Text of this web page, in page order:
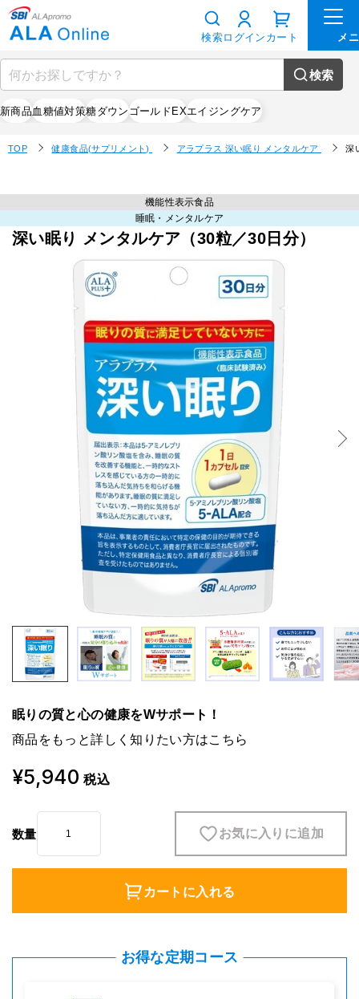
検索
新商品血糖値対策糖ダウンゴールドEXエイジングケア
検索ログイン カート
TOP 健康食品(サプリメント) アラプラス 深い眠り メンタルケア 深
機能性表示食品
睡眠・メンタルケア
深い眠り メンタルケア（30粒／30日分）
眠りの質と心の健康をWサポート！
商品をもっと詳しく知りたい方はこちら
¥5,940 税込
数量 お気に入りに追加
カートに入れる
お得な定期コース